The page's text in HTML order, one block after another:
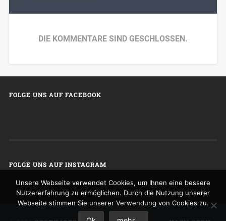
DIE KOMMENTARE SIND GESCHLOSSEN.
FOLGE UNS AUF FACEBOOK
FOLGE UNS AUF INSTAGRAM
Unsere Webseite verwendet Cookies, um Ihnen eine bessere
Nutzererfahrung zu ermöglichen. Durch die Nutzung unserer
Webseite stimmen Sie unserer Verwendung von Cookies zu.